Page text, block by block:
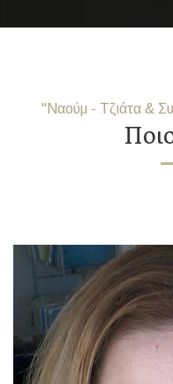
"Ναούμ - Τζιάτα &